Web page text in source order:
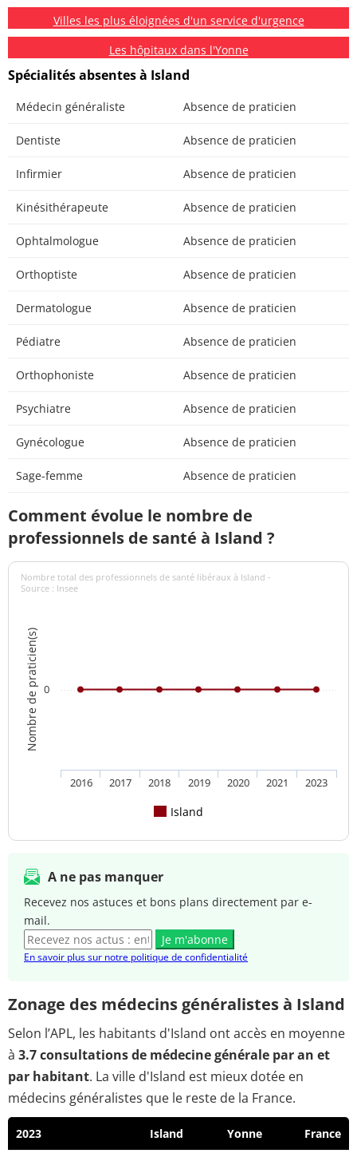
Villes les plus éloignées d'un service d'urgence
Les hôpitaux dans l'Yonne
Spécialités absentes à Island
Médecin généraliste Absence de praticien
Dentiste Absence de praticien
Infirmier Absence de praticien
Kinésithérapeute Absence de praticien
Ophtalmologue Absence de praticien
Orthoptiste Absence de praticien
Dermatologue Absence de praticien
Pédiatre Absence de praticien
Orthophoniste Absence de praticien
Psychiatre Absence de praticien
Gynécologue Absence de praticien
Sage-femme Absence de praticien
Comment évolue le nombre de
professionnels de santé à Island ?
Nombre de praticien(s)
Nombre total des professionnels de santé libéraux à Island -
Source : Insee
Island
2016 2017 2018 2019 2020 2021 2023
0
A ne pas manquer
Recevez nos astuces et bons plans directement par e-
mail.
Je m'abonne
En savoir plus sur notre politique de confidentialité
Zonage des médecins généralistes à Island
Selon l’APL, les habitants d'Island ont accès en moyenne
à 3.7 consultations de médecine générale par an et
par habitant. La ville d'Island est mieux dotée en
médecins généralistes que le reste de la France.
2023 Island Yonne France